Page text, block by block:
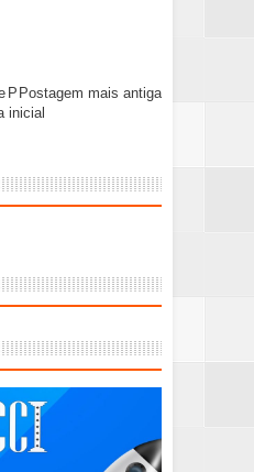
Postagem mais antiga
P
inicial